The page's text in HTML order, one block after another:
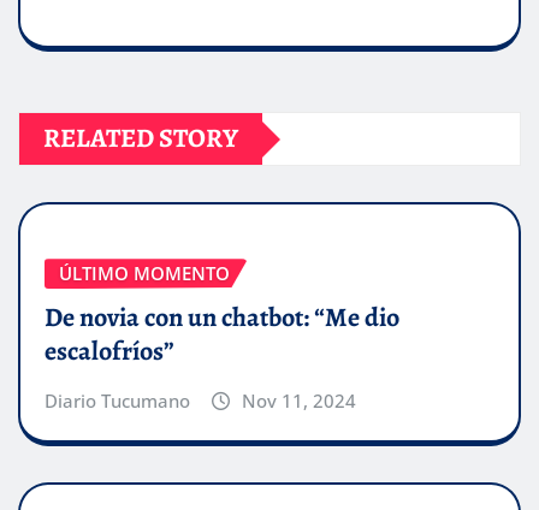
RELATED STORY
ÚLTIMO MOMENTO
De novia con un chatbot: “Me dio
escalofríos”
Diario Tucumano Nov 11, 2024